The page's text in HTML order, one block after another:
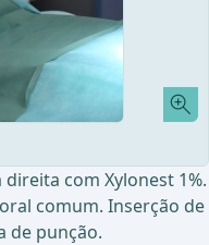
com Xylonest 1%.
comum. Inserção de
de punção.